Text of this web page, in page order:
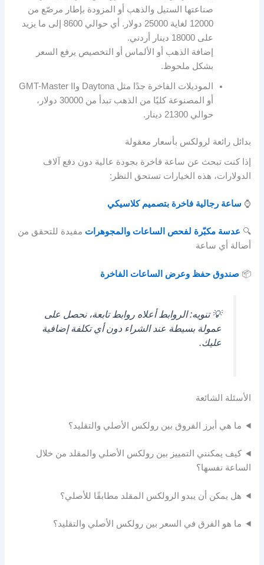
صناعتها الستيل والذهب أو المزودة بإطار مرصّع من
12000 لغاية 25000 دولار. أي حوالي 8600 إلى ما يزيد
على 18000 دينار أردني.
إضافة الذهب أو الألماس أو التخصيص يرفع السعر
بشكل ملحوظ.
الموديلات الفاخرة جدًا مثل Daytona وGMT-Master II
أو المصنوعة كليًا من الذهب تبدأ من 30000 دولار،
حوالي 21300 دينار.
بدائل رائعة لرولكس بأسعار معقولة
إذا كنت تبحث عن ساعة فاخرة بجودة عالية دون دفع آلاف
الدولارات، هذه الخيارات تستحق النظر:
⌚ ساعة رجالية فاخرة بتصميم كلاسيكي
🔍 عدسة مكبّرة لفحص الساعات والمجوهرات مفيدة للتحقق من
أصالة أي ساعة
📦 صندوق حفظ وعرض الساعات الفاخرة
💡تنويه: الروابط أعلاه روابط تابعة، نحصل على
عمولة بسيطة عند الشراء دون أي تكلفة إضافية
عليك.
الأسئلة الشائعة
ما هي أبرز الفروق بين رولكس الأصلي والتقليد؟
كيف يمكنني التمييز بين رولكس الأصلي والمقلد من خلال
الساعة نفسها؟
هل يمكن أن يبدو الرولكس المقلد مطابقًا للأصلي؟
ما هو الفرق في السعر بين رولكس الأصلي والتقليد؟